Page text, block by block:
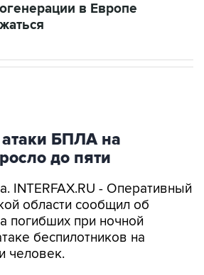
в Европе
БПЛА на
до пяти
INTERFAX.RU - Оперативный
области сообщил об
погибших при ночной
беспилотников на
человек.